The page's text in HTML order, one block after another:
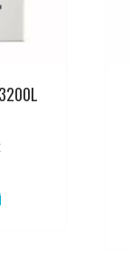
Aktualna
62,29 zł.